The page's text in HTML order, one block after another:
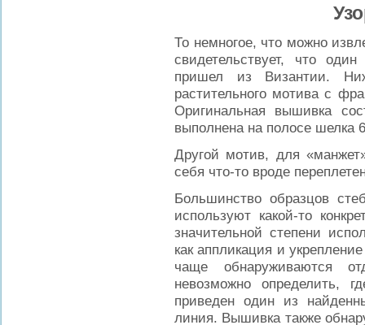
То немногое, что можно
свидетельствует, что
пришел из Византии.
растительного мотива с
Оригинальная вышивка
выполнена на полосе шелка
Другой мотив, для
себя что-то вроде
Большинство образцов
используют какой-то
значительной степени
как аппликация и
чаще обнаруживаются
невозможно определить,
приведен один из
линия. Вышивка также